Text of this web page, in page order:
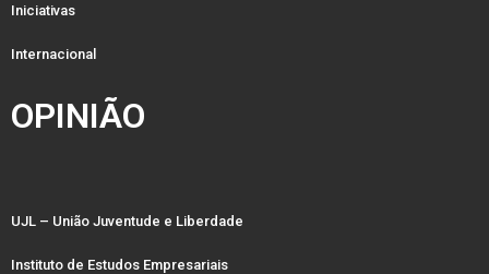
Iniciativas
Internacional
OPINIÃO
UJL – União Juventude e Liberdade
Instituto de Estudos Empresariais